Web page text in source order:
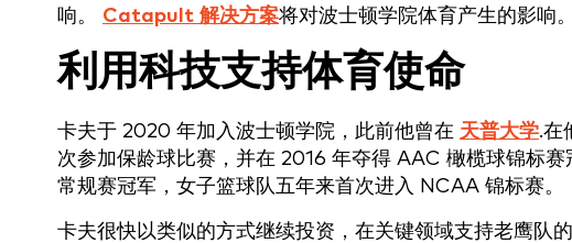
响。 Catapult 解决方案将对波士顿学院体育产生的影响。
利用科技支持体育使命
卡夫于 2020 年加入波士顿学院，此前他曾在 天普大学.在
次参加保龄球比赛，并在 2016 年夺得 AAC 橄榄球锦标
常规赛冠军，女子篮球队五年来首次进入 NCAA 锦标赛。
卡夫很快以类似的方式继续投资，在关键领域支持老鹰队的